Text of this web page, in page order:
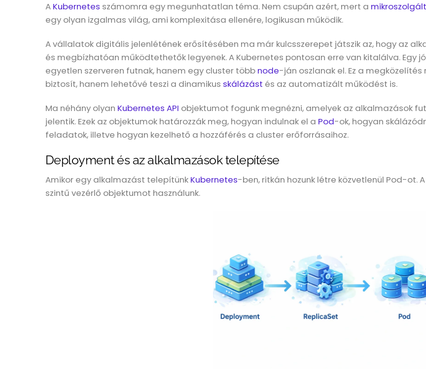
A Kubernetes számomra egy megunhatatlan téma. Nem csupán azért, mert a
egy olyan izgalmas világ, ami komplexitása ellenére, logikusan működik.
A vállalatok digitális jelenlétének erősítésében ma már kulcsszerepet játszik az, hogy az
és megbízhatóan működtethetők legyenek. A Kubernetes pontosan erre van kitalálva. Egy
egyetlen szerveren futnak, hanem egy cluster több node-ján oszlanak el. Ez a
biztosít, hanem lehetővé teszi a dinamikus skálázást és az automatizált működést is.
Ma néhány olyan Kubernetes API objektumot fogunk megnézni, amelyek az alkalmazások
jelentik. Ezek az objektumok határozzák meg, hogyan indulnak el a Pod-ok, hogyan
feladatok, illetve hogyan kezelhető a hozzáférés a cluster erőforrásaihoz.
Deployment és az alkalmazások telepítése
Amikor egy alkalmazást telepítünk Kubernetes-ben, ritkán hozunk létre közvetlenül Pod-
szintű vezérlő objektumot használunk.